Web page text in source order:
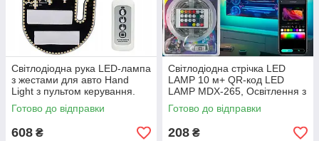
Світлодіодна рука LED-лампа
з жестами для авто Hand
Light з пультом керування.
iC227
Готово до відправки
608 ₴
Світлодіодна стрічка LED
LAMP 10 м+ QR-код LED
LAMP MDX-265, Освітлення з
керуванням зі смартфона
iC227
Готово до відправки
208 ₴